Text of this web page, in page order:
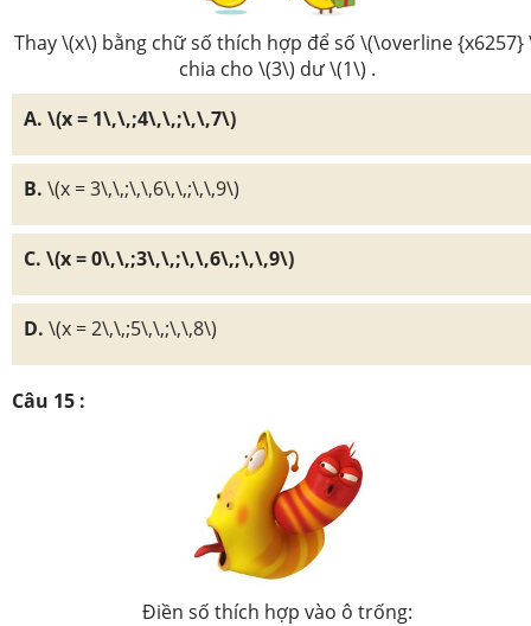
Thay \(x\) bằng chữ số thích hợp để số \(\overline {x6257}
chia cho \(3\) dư \(1\) .
A. \(x = 1\,\,;4\,\,;\,\,7\)
B. \(x = 3\,\,;\,\,6\,\,;\,\,9\)
C. \(x = 0\,\,;3\,\,;\,\,6\,;\,\,9\)
D. \(x = 2\,\,;5\,\,;\,\,8\)
Câu 15 :
Điền số thích hợp vào ô trống: